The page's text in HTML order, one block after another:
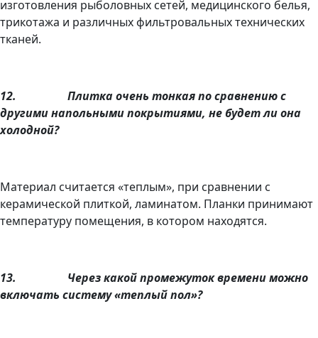
изготовления рыболовных сетей, медицинского белья,
трикотажа и различных фильтровальных технических
тканей.
12. Плитка очень тонкая по сравнению с
другими напольными покрытиями, не будет ли она
холодной?
Материал считается «теплым», при сравнении с
керамической плиткой, ламинатом. Планки принимают
температуру помещения, в котором находятся.
13. Через какой промежуток времени можно
включать систему «теплый пол»?